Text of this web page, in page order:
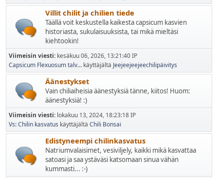
Villit chilit ja chilien tiede
Täällä voit keskustella kaikesta capsicum kasvien
historiasta, sukulaisuuksista, tai mikä mieltäsi
kiehtookin!
Viimeisin viesti: kesäkuu 06, 2026, 13:21:40 IP
Capsicum Flexuosum talv... käyttäjältä Jeejeejeejeechilipäivitys
Äänestykset
Vain chiliaiheisia äänestyksiä tänne, kiitos! Huom:
äänestyksiä! :)
Viimeisin viesti: lokakuu 13, 2024, 18:23:18 IP
Vs: Chilin kasvatus käyttäjältä Chili Bonsai
Edistyneempi chilinkasvatus
Natriumvalaisimet, vesiviljely, kaikki mikä kasvattaa
satoasi ja saa ystäväsi katsomaan sinua vähän
kummasti... :-)